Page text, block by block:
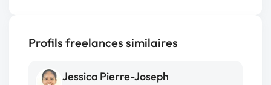
Profils freelances similaires
Jessica Pierre-Joseph